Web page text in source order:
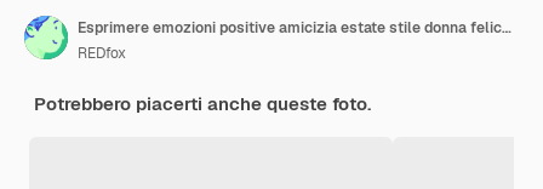
Esprimere emozioni positive amicizia estate stile donna felice in occhiali da sole
REDfox
Potrebbero piacerti anche queste foto.